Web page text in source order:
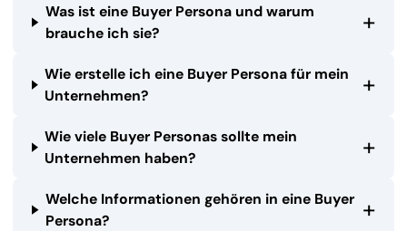
Was ist eine Buyer Persona und warum
brauche ich sie?
+
Wie erstelle ich eine Buyer Persona für mein
Unternehmen?
+
Wie viele Buyer Personas sollte mein
Unternehmen haben?
+
Welche Informationen gehören in eine Buyer
Persona?
+